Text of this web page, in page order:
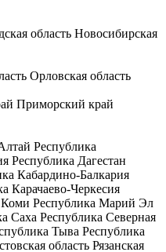
область Новосибирская
Орловская область
Приморский край
Республика
Республика Дагестан
Кабардино-Балкария
Карачаево-Черкесия
Коми Республика Марий Эл
Саха Республика Северная
Тыва Республика
область Рязанская